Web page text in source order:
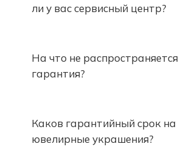
ли у вас сервисный центр?
На что не распространяется
гарантия?
Каков гарантийный срок на
ювелирные украшения?